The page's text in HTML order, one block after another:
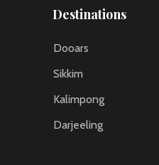
Destinations
Dooars
Sikkim
Kalimpong
Darjeeling